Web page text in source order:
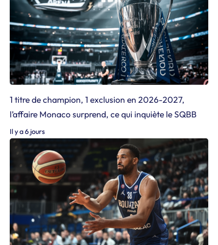
1 titre de champion, 1 exclusion en 2026-2027,
l’affaire Monaco surprend, ce qui inquiète le SQBB
Il y a 6 jours